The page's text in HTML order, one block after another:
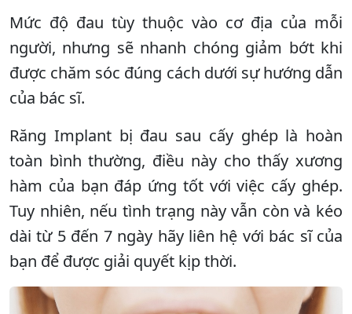
Mức độ đau tùy thuộc vào cơ địa của mỗi
người, nhưng sẽ nhanh chóng giảm bớt khi
được chăm sóc đúng cách dưới sự hướng dẫn
của bác sĩ.
Răng Implant bị đau sau cấy ghép là hoàn
toàn bình thường, điều này cho thấy xương
hàm của bạn đáp ứng tốt với việc cấy ghép.
Tuy nhiên, nếu tình trạng này vẫn còn và kéo
dài từ 5 đến 7 ngày hãy liên hệ với bác sĩ của
bạn để được giải quyết kịp thời.